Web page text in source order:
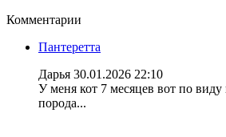
Комментарии
Пантеретта
Дарья 30.01.2026 22:10
У меня кот 7 месяцев вот по
порода...